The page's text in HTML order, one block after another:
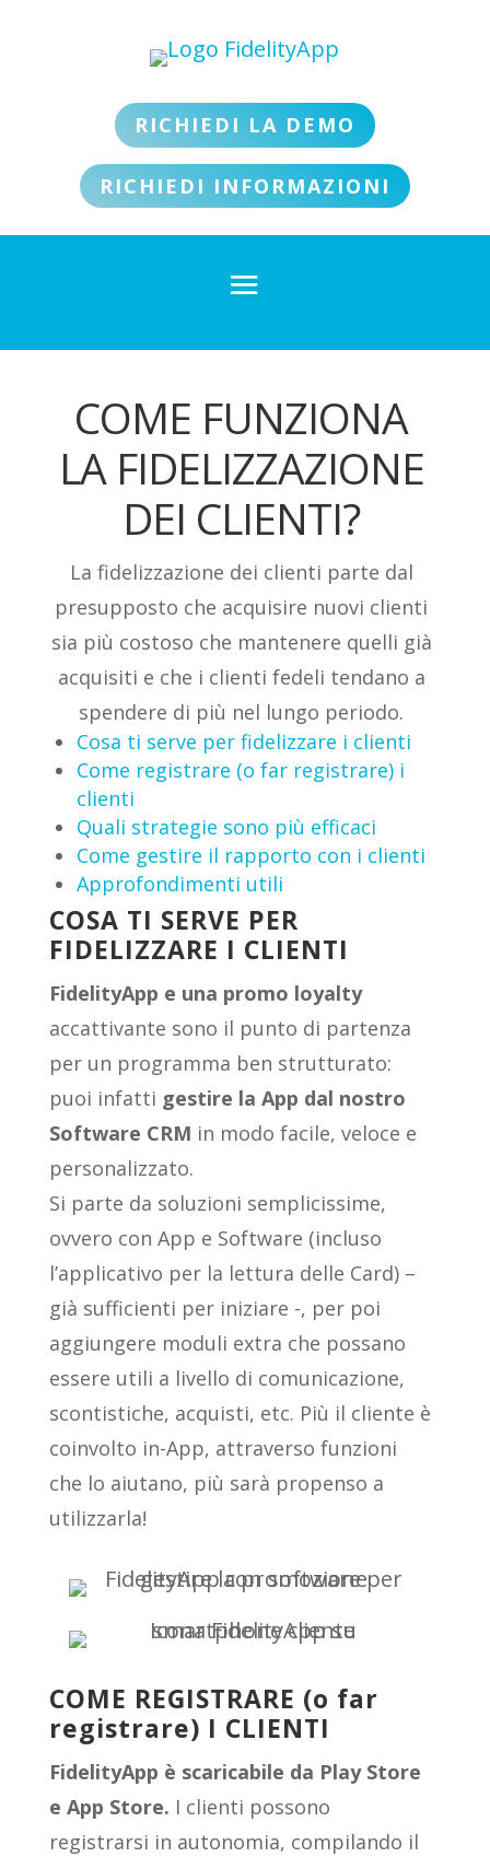
RICHIEDI LA DEMO
RICHIEDI INFORMAZIONI
COME FUNZIONA
LA FIDELIZZAZIONE
DEI CLIENTI?
La fidelizzazione dei clienti parte dal
presupposto che acquisire nuovi clienti
sia più costoso che mantenere quelli già
acquisiti e che i clienti fedeli tendano a
spendere di più nel lungo periodo.
Cosa ti serve per fidelizzare i clienti
Come registrare (o far registrare) i
clienti
Quali strategie sono più efficaci
Come gestire il rapporto con i clienti
Approfondimenti utili
COSA TI SERVE PER
FIDELIZZARE I CLIENTI
FidelityApp e una promo loyalty
accattivante sono il punto di partenza
per un programma ben strutturato:
puoi infatti gestire la App dal nostro
Software CRM in modo facile, veloce e
personalizzato.
Si parte da soluzioni semplicissime,
ovvero con App e Software (incluso
l’applicativo per la lettura delle Card) –
già sufficienti per iniziare -, per poi
aggiungere moduli extra che possano
essere utili a livello di comunicazione,
scontistiche, acquisti, etc. Più il cliente è
coinvolto in-App, attraverso funzioni
che lo aiutano, più sarà propenso a
utilizzarla!
COME REGISTRARE (o far
registrare) I CLIENTI
FidelityApp è scaricabile da Play Store
e App Store. I clienti possono
registrarsi in autonomia, compilando il